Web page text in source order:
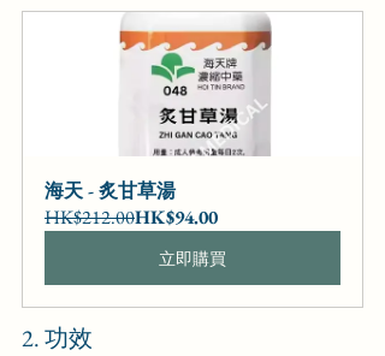
海天 - 炙甘草湯
HK$212.00HK$94.00
立即購買
2. 功效